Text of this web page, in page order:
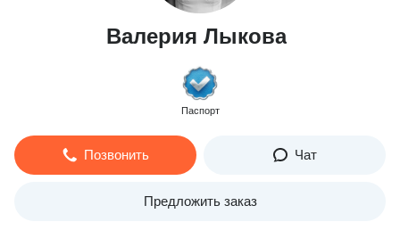
Валерия Лыкова
Паспорт
Позвонить Чат
Предложить заказ